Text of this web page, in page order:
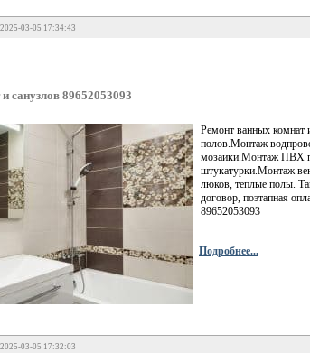
03-05 17:34:43
санузлов 89652053093
Ремонт ванных комнат
полов.Монтаж
мозаики.Монтаж ПВХ
штукатурки.Монтаж
люков, теплые полы.
договор, поэтапная
89652053093
Подробнее...
03-05 17:32:03